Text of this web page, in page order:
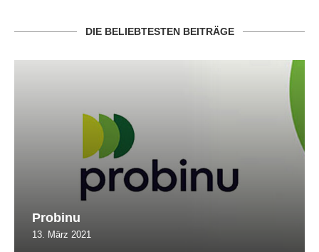
DIE BELIEBTESTEN BEITRÄGE
Probinu
13. März 2021